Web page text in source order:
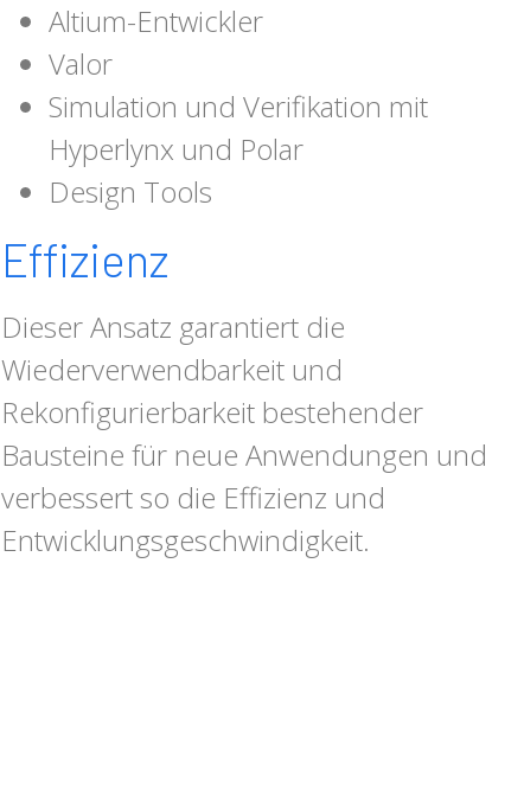
Altium-Entwickler
Valor
Simulation und Verifikation mit
Hyperlynx und Polar
Design Tools
Effizienz
Dieser Ansatz garantiert die
Wiederverwendbarkeit und
Rekonfigurierbarkeit bestehender
Bausteine für neue Anwendungen und
verbessert so die Effizienz und
Entwicklungsgeschwindigkeit.